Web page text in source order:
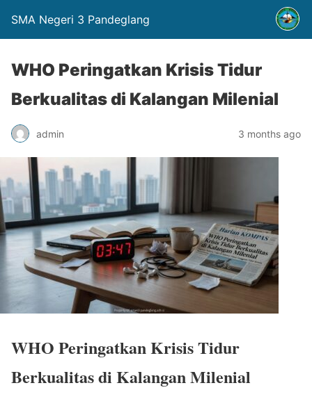
SMA Negeri 3 Pandeglang
WHO Peringatkan Krisis Tidur
Berkualitas di Kalangan Milenial
admin 3 months ago
WHO Peringatkan Krisis Tidur
Berkualitas di Kalangan Milenial